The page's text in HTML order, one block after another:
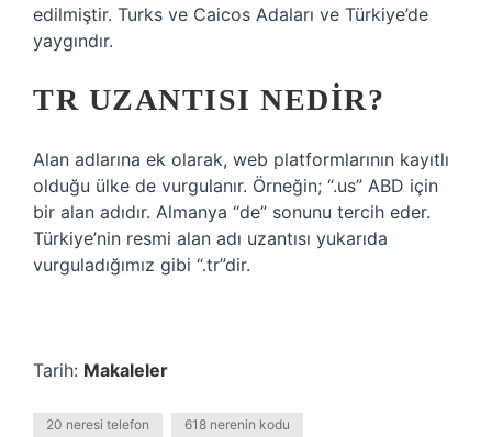
edilmiştir. Turks ve Caicos Adaları ve Türkiye’de
yaygındır.
TR UZANTISI NEDIR?
Alan adlarına ek olarak, web platformlarının kayıtlı
olduğu ülke de vurgulanır. Örneğin; “.us” ABD için
bir alan adıdır. Almanya “de” sonunu tercih eder.
Türkiye’nin resmi alan adı uzantısı yukarıda
vurguladığımız gibi “.tr”dir.
Tarih: Makaleler
20 neresi telefon 618 nerenin kodu